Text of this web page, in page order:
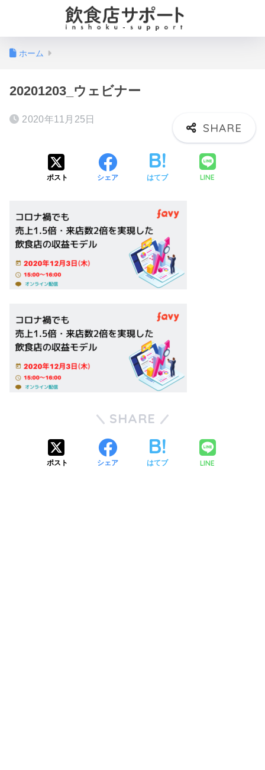
ホーム
20201203_ウェビナー
2020年11月25日
ポスト シェア はてブ LINE
SHARE
ポスト シェア はてブ LINE